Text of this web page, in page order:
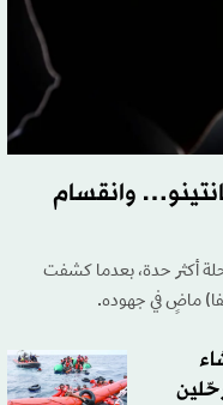
وانقسام
أكثر حدة، بعدما كشفت
ماضٍ في جهوده.